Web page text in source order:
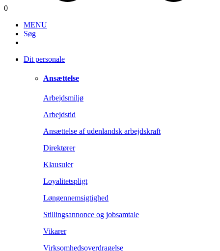
0
MENU
Søg
Dit personale
Ansættelse
Arbejdsmiljø
Arbejdstid
Ansættelse af udenlandsk arbejdskraft
Direktører
Klausuler
Loyalitetspligt
Løngennemsigtighed
Stillingsannonce og jobsamtale
Vikarer
Virksomhedsoverdragelse